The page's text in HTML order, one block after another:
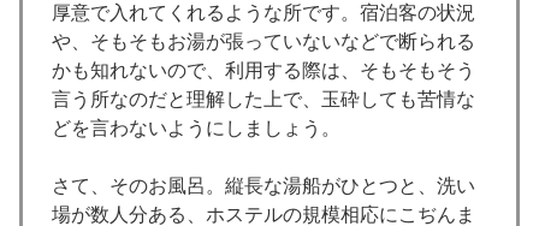
厚意で入れてくれるような所です。宿泊客の状況
や、そもそもお湯が張っていないなどで断られる
かも知れないので、利用する際は、そもそもそう
言う所なのだと理解した上で、玉砕しても苦情な
どを言わないようにしましょう。
さて、そのお風呂。縦長な湯船がひとつと、洗い
場が数人分ある、ホステルの規模相応にこぢんま